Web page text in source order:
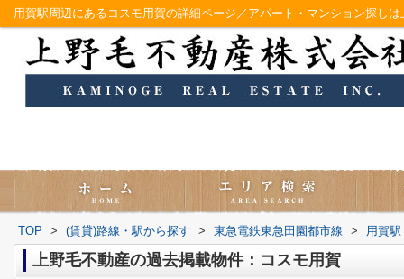
用賀駅周辺にあるコスモ用賀の詳細ページ／アパート・マンション探し
TOP > (賃貸)路線・駅から探す > 東急電鉄東急田園都市線 > 用賀駅
上野毛不動産の過去掲載物件：コスモ用賀